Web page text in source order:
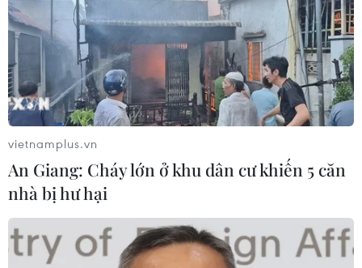
việc làm cho các cơ quan, đơn vị, địa phương
theo mô hình mới.
Thành phố đã chủ động triển khai đồng bộ các
giải pháp điều động, luân chuyển 346 người,
biệt phái 91 người, tiếp nhận 126 trường hợp
nhân lực giữa các địa phương, bảo đảm không
có địa bàn nào bị thiếu hụt nghiêm trọng cán bộ
chuyên môn, nhất là những lĩnh vực cần thiết
như: quy hoạch, xây dựng, quản lý đất đai, tài
nguyên, môi trường.
vietnamplus.vn
An Giang: Cháy lớn ở khu dân cư khiến 5 căn
nhà bị hư hại